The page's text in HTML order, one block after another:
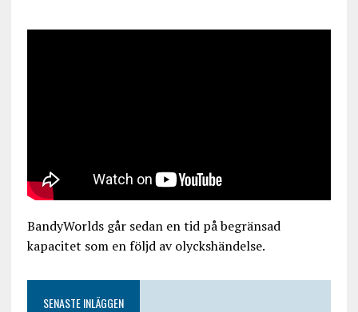
BandyWorlds går sedan en tid på begränsad
kapacitet som en följd av olyckshändelse.
SENASTE INLÄGGEN